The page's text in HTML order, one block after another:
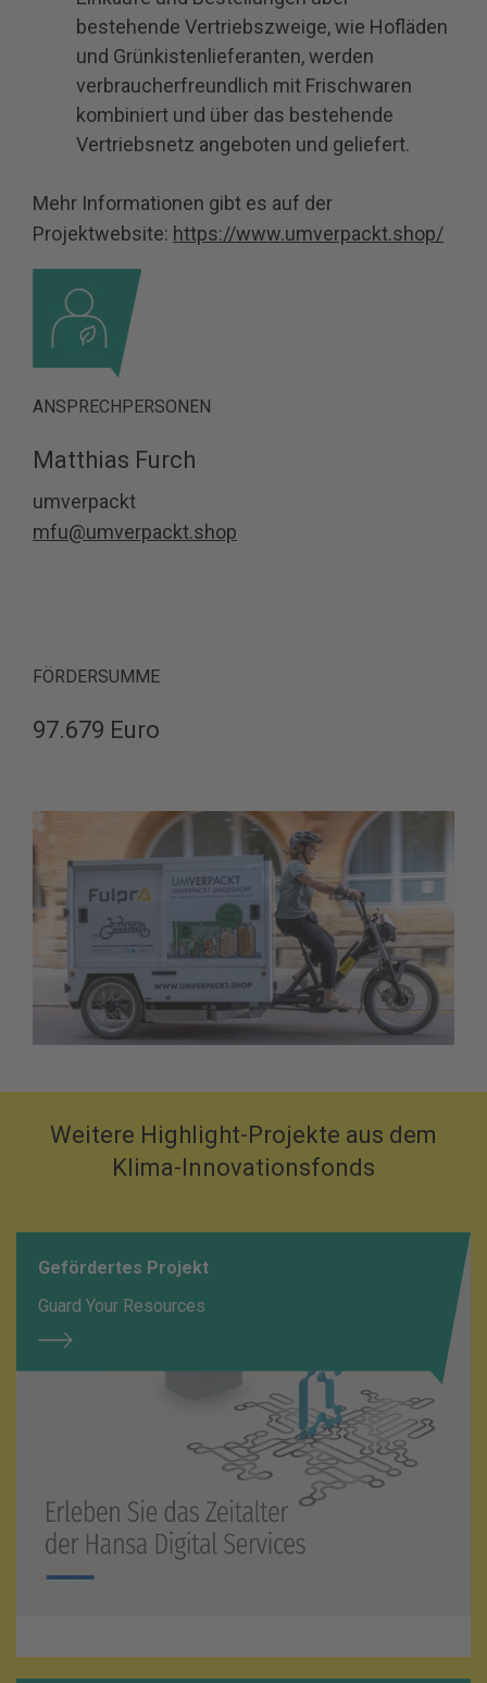
bestehende Vertriebszweige, wie Hofläden
und Grünkistenlieferanten, werden
verbraucherfreundlich mit Frischwaren
kombiniert und über das bestehende
Vertriebsnetz angeboten und geliefert.
Mehr Informationen gibt es auf der
Projektwebsite: https://www.umverpackt.shop/
ANSPRECHPERSONEN
Matthias Furch
umverpackt
mfu@umverpackt.shop
FÖRDERSUMME
97.679 Euro
Weitere Highlight-Projekte aus dem
Klima-Innovationsfonds
Gefördertes Projekt
Guard Your Resources